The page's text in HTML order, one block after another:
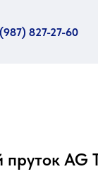
827-27-60
AG